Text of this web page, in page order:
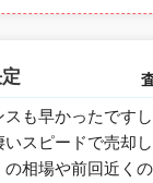
も早かったです
スピードで売却
の相場や前回近く